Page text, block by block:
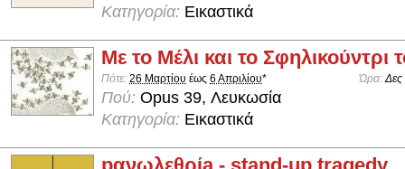
Κατηγορία: Εικαστικά
Με το Μέλι και το Σφηλικούντρι
Πότε: 26 Μαρτίου έως 6 Απριλίου* Ώρα:Δες
Πού: Opus 39, Λευκωσία
Κατηγορία: Εικαστικά